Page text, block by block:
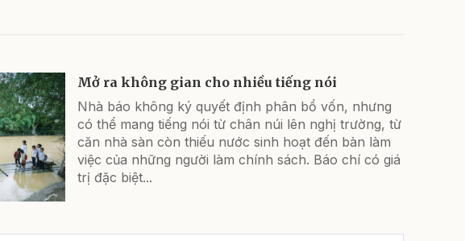
Mở ra không gian cho nhiều tiếng nói
Nhà báo không ký quyết định phân bổ vốn, nhưng
có thể mang tiếng nói từ chân núi lên nghị trường, từ
căn nhà sàn còn thiếu nước sinh hoạt đến bàn làm
việc của những người làm chính sách. Báo chí có giá
trị đặc biệt...